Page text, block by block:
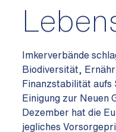
Imkerverbände
Biodiversität,
Finanzstabilität aufs
Einigung zur Neuen
Dezember hat die
jegliches